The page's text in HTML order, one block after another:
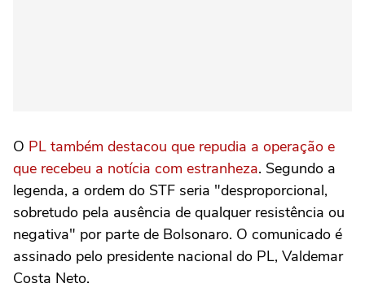
O PL também destacou que repudia a operação e
que recebeu a notícia com estranheza. Segundo a
legenda, a ordem do STF seria "desproporcional,
sobretudo pela ausência de qualquer resistência ou
negativa" por parte de Bolsonaro. O comunicado é
assinado pelo presidente nacional do PL, Valdemar
Costa Neto.